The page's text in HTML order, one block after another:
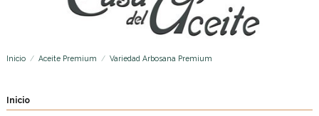
Inicio Aceite Premium Variedad Arbosana Premium
Inicio